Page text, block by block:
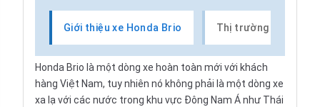
Giới thiệu xe Honda Brio Thị trường xe
Honda Brio là một dòng xe hoàn toàn mới với khách
hàng Việt Nam, tuy nhiên nó không phải là một dòng xe
xa lạ với các nước trong khu vực Đông Nam Á như Thái